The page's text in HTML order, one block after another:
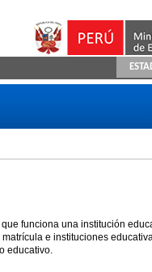
funciona una institución
e instituciones
educativo.